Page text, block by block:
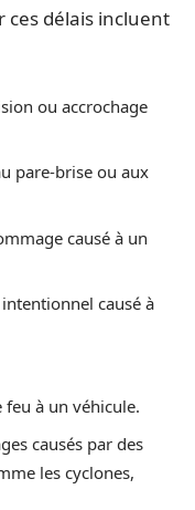
ces délais incluent
ou accrochage
pare-brise ou aux
causé à un
causé à
feu à un véhicule.
causés par des
les cyclones,